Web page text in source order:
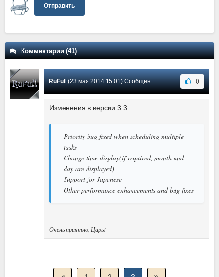
Отправить
Комментарии (41)
RuFull (23 мая 2014 15:01) Сообщение #1 0
Изменения в версии 3.3
Priority bug fixed when scheduling multiple
tasks
Change time display(if required, month and
day are displayed)
Support for Japanese
Other performance enhancements and bug fixes
Очень приятно, Царь!